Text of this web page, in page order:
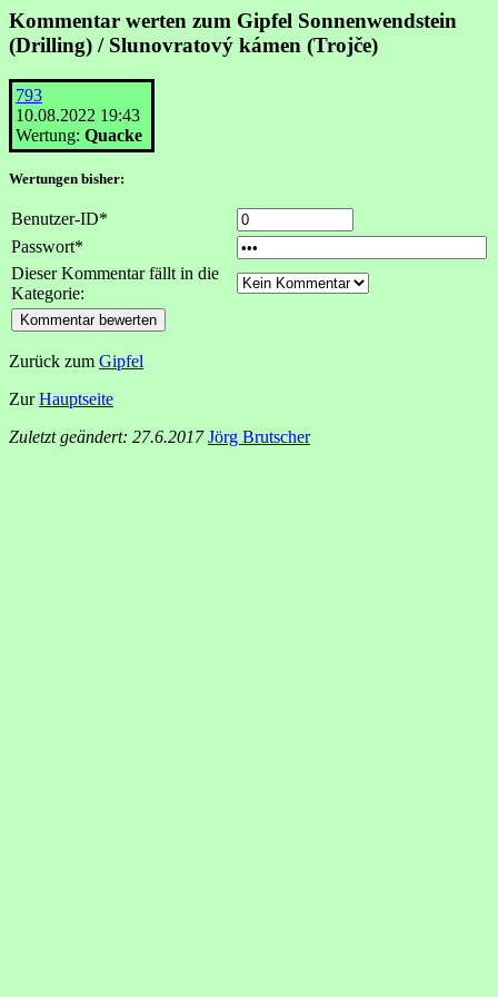
Kommentar werten zum Gipfel Sonnenwendstein
(Drilling) / Slunovratový kámen (Trojče)
793
10.08.2022 19:43
Wertung: Quacke
Wertungen bisher:
Benutzer-ID*
Passwort*
Dieser Kommentar fällt in die
Kategorie:
Zurück zum Gipfel
ZurHauptseite
Zuletzt geändert: 27.6.2017Jörg Brutscher